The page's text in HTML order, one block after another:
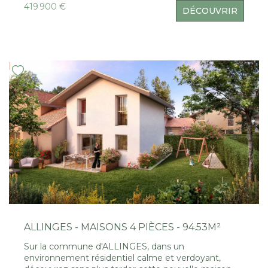
d'un WC. A l'étage, l'espace nuit propose 3
chambres dont 1 avec salle d'eau privative, une salle
57.85m² vous permettra de profiter des beaux jours.
Un garage privatif assurera et sécurisera le
stationnement. Découvrez encore plus d'annonces
sur notre site www.sweethomeleman.fr Estimez
également votre bien gratuitement et rapidement
en ligne :
https://www.sweethomeleman.fr/content/3/
419 900 €
DÉCOUVRIR
ALLINGES - MAISONS 4 PIÈCES - 94.53M²
Sur la commune d'ALLINGES, dans un
environnement résidentiel calme et verdoyant,